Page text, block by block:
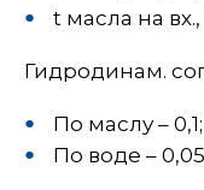
t масла на вх.,
Гидродинам.
По маслу – 0,1;
По воде –